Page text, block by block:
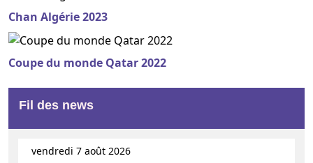
Chan Algérie 2023
Coupe du monde Qatar 2022
Fil des news
vendredi 7 août 2026